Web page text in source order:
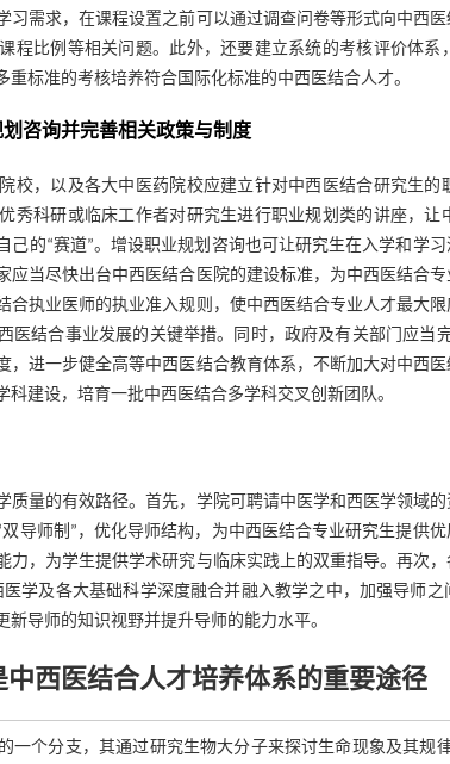
习需求，在课程设置之前可以通过调查问卷等形式向中西
程比例等相关问题。此外，还要建立系统的考核评价体
标准的考核培养符合国际化标准的中西医结合人才。
咨询并完善相关政策与制度
校，以及各大中医药院校应建立针对中西医结合研究生
秀科研或临床工作者对研究生进行职业规划类的讲座，
的“赛道”。增设职业规划咨询也可让研究生在入学和学
应当尽快出台中西医结合医院的建设标准，为中西医结合
合执业医师的执业准入规则，使中西医结合专业人才最大
医结合事业发展的关键举措。同时，政府及有关部门应当
，进一步健全高等中西医结合教育体系，不断加大对中西
建设，培育一批中西医结合多学科交叉创新团队。
质量的有效路径。首先，学院可聘请中医学和西医学领域
导师制”，优化导师结构，为中西医结合专业研究生提供
力，为学生提供学术研究与临床实践上的双重指导。再次
医学及各大基础科学深度融合并融入教学之中，加强导师
导师的知识视野并提升导师的能力水平。
西医结合人才培养体系的重要途径
一个分支，其通过研究生物大分子来探讨生命现象及其规